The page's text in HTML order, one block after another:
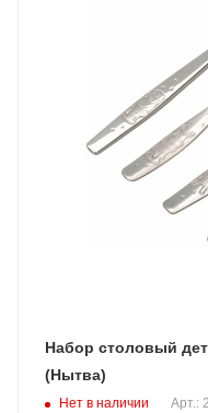
Набор столовый
(Нытва)
Нет в наличии Арт.: